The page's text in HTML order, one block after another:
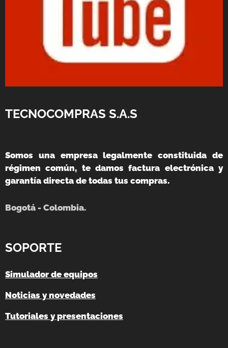
TECNOCOMPRAS S.A.S
Somos una empresa legalmente constituida de
régimen común, te damos factura electrónica y
garantía directa de todas tus compras.
Bogotá - Colombia.
SOPORTE
Simulador de equipos
Noticias y novedades
Tutoriales y presentaciones